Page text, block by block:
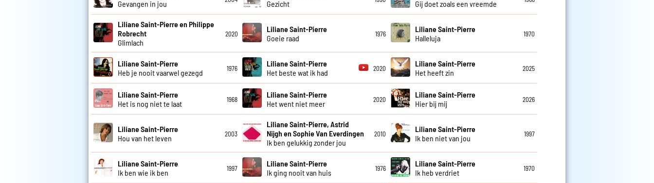
Gevangen in jou
Gezicht
Gij doet zoals een vreemde
Liliane Saint-Pierre en Philippe
Robrecht
Glimlach
2020
Liliane Saint-Pierre
Goeie raad
1976
Liliane Saint-Pierre
Halleluja
1970
Liliane Saint-Pierre
Heb je nooit vaarwel gezegd
1976
Liliane Saint-Pierre
Het beste wat ik had
2020
Liliane Saint-Pierre
Het heeft zin
2025
Liliane Saint-Pierre
Het is nog niet te laat
1968
Liliane Saint-Pierre
Het went niet meer
2020
Liliane Saint-Pierre
Hier bij mij
2026
Liliane Saint-Pierre
Hou van het leven
2003
Liliane Saint-Pierre, Astrid
Nijgh en Sophie Van Everdingen
Ik ben gelukkig zonder jou
2010
Liliane Saint-Pierre
Ik ben niet van jou
1997
Liliane Saint-Pierre
Ik ben wie ik ben
1997
Liliane Saint-Pierre
Ik ging nooit van huis
1976
Liliane Saint-Pierre
Ik heb verdriet
1970